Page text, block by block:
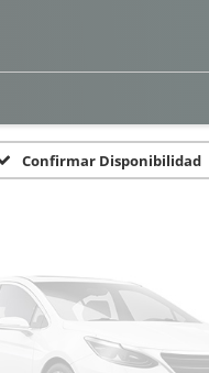
Confirmar Disponibilidad
favor, revise